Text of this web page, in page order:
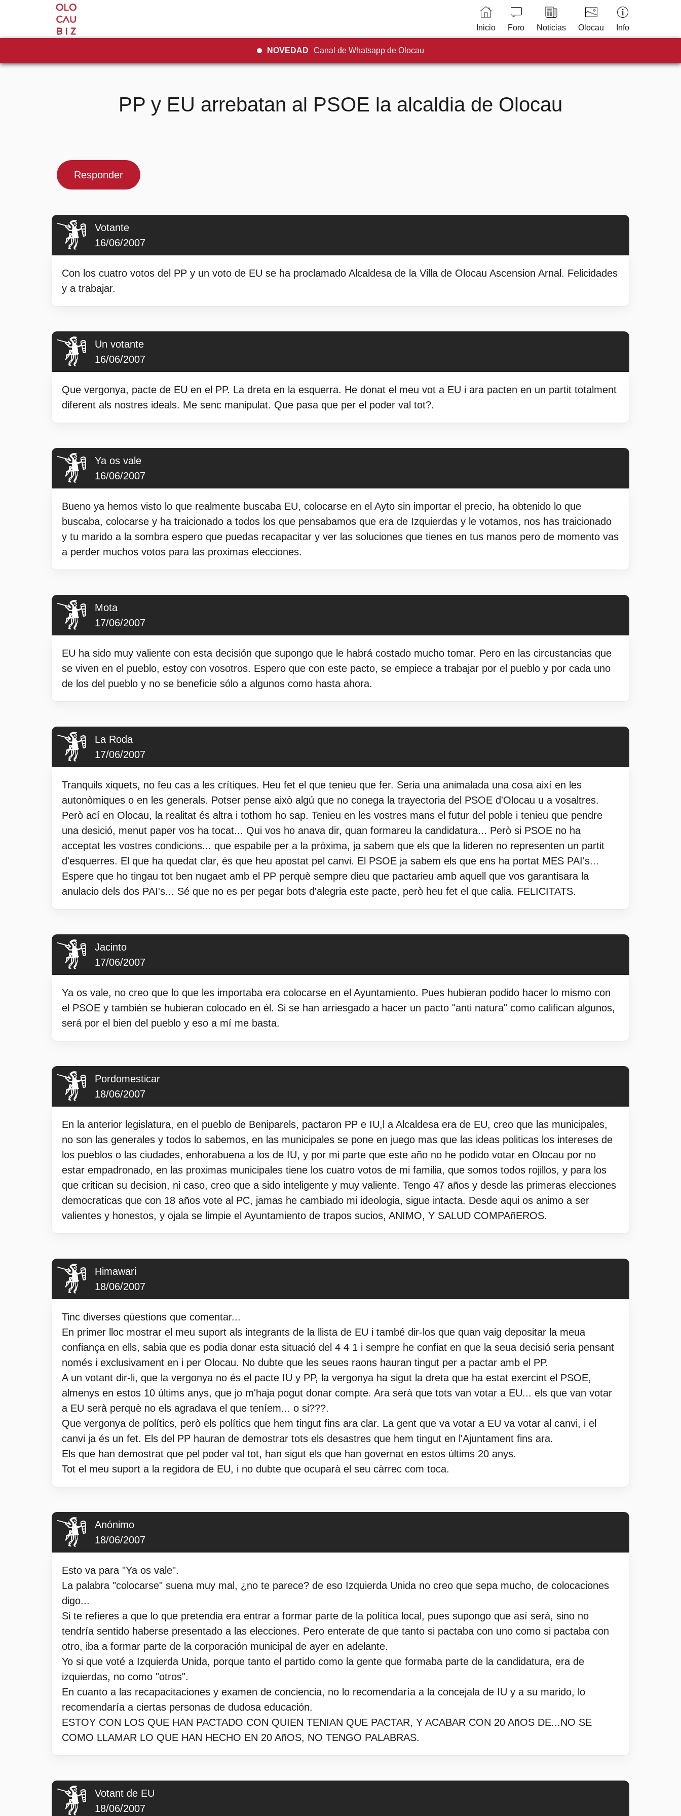
Inicio Foro Noticias Olocau Info
NOVEDAD Canal de Whatsapp de Olocau
PP y EU arrebatan al PSOE la alcaldia de Olocau
Responder
Votante
16/06/2007
Con los cuatro votos del PP y un voto de EU se ha proclamado Alcaldesa de la Villa de Olocau Ascension Arnal. Felicidades
y a trabajar.
Un votante
16/06/2007
Que vergonya, pacte de EU en el PP. La dreta en la esquerra. He donat el meu vot a EU i ara pacten en un partit totalment
diferent als nostres ideals. Me senc manipulat. Que pasa que per el poder val tot?.
Ya os vale
16/06/2007
Bueno ya hemos visto lo que realmente buscaba EU, colocarse en el Ayto sin importar el precio, ha obtenido lo que
buscaba, colocarse y ha traicionado a todos los que pensabamos que era de Izquierdas y le votamos, nos has traicionado
y tu marido a la sombra espero que puedas recapacitar y ver las soluciones que tienes en tus manos pero de momento vas
a perder muchos votos para las proximas elecciones.
Mota
17/06/2007
EU ha sido muy valiente con esta decisión que supongo que le habrá costado mucho tomar. Pero en las circustancias que
se viven en el pueblo, estoy con vosotros. Espero que con este pacto, se empiece a trabajar por el pueblo y por cada uno
de los del pueblo y no se beneficie sólo a algunos como hasta ahora.
La Roda
17/06/2007
Tranquils xiquets, no feu cas a les crítiques. Heu fet el que tenieu que fer. Seria una animalada una cosa així en les
autonòmiques o en les generals. Potser pense això algú que no conega la trayectoria del PSOE d'Olocau u a vosaltres.
Però ací en Olocau, la realitat és altra i tothom ho sap. Tenieu en les vostres mans el futur del poble i tenieu que pendre
una desició, menut paper vos ha tocat... Qui vos ho anava dir, quan formareu la candidatura... Però si PSOE no ha
acceptat les vostres condicions... que espabile per a la pròxima, ja sabem que els que la lideren no representen un partit
d'esquerres. El que ha quedat clar, és que heu apostat pel canvi. El PSOE ja sabem els que ens ha portat MES PAI's...
Espere que ho tingau tot ben nugaet amb el PP perquè sempre dieu que pactarieu amb aquell que vos garantisara la
anulacio dels dos PAI's... Sé que no es per pegar bots d'alegria este pacte, però heu fet el que calia. FELICITATS.
Jacinto
17/06/2007
Ya os vale, no creo que lo que les importaba era colocarse en el Ayuntamiento. Pues hubieran podido hacer lo mismo con
el PSOE y también se hubieran colocado en él. Si se han arriesgado a hacer un pacto "anti natura" como califican algunos,
será por el bien del pueblo y eso a mí me basta.
Pordomesticar
18/06/2007
En la anterior legislatura, en el pueblo de Beniparels, pactaron PP e IU,l a Alcaldesa era de EU, creo que las municipales,
no son las generales y todos lo sabemos, en las municipales se pone en juego mas que las ideas politicas los intereses de
los pueblos o las ciudades, enhorabuena a los de IU, y por mi parte que este año no he podido votar en Olocau por no
estar empadronado, en las proximas municipales tiene los cuatro votos de mi familia, que somos todos rojillos, y para los
que critican su decision, ni caso, creo que a sido inteligente y muy valiente. Tengo 47 años y desde las primeras elecciones
democraticas que con 18 años vote al PC, jamas he cambiado mi ideologia, sigue intacta. Desde aqui os animo a ser
valientes y honestos, y ojala se limpie el Ayuntamiento de trapos sucios, ANIMO, Y SALUD COMPAñEROS.
Himawari
18/06/2007
Tinc diverses qüestions que comentar...
En primer lloc mostrar el meu suport als integrants de la llista de EU i també dir-los que quan vaig depositar la meua
confiança en ells, sabia que es podia donar esta situació del 4 4 1 i sempre he confiat en que la seua decisió seria pensant
només i exclusivament en i per Olocau. No dubte que les seues raons hauran tingut per a pactar amb el PP.
A un votant dir-li, que la vergonya no és el pacte IU y PP, la vergonya ha sigut la dreta que ha estat exercint el PSOE,
almenys en estos 10 últims anys, que jo m'haja pogut donar compte. Ara serà que tots van votar a EU... els que van votar
a EU serà perquè no els agradava el que teníem... o si???.
Que vergonya de polítics, però els polítics que hem tingut fins ara clar. La gent que va votar a EU va votar al canvi, i el
canvi ja és un fet. Els del PP hauran de demostrar tots els desastres que hem tingut en l'Ajuntament fins ara.
Els que han demostrat que pel poder val tot, han sigut els que han governat en estos últims 20 anys.
Tot el meu suport a la regidora de EU, i no dubte que ocuparà el seu càrrec com toca.
Anónimo
18/06/2007
Esto va para "Ya os vale".
La palabra "colocarse" suena muy mal, ¿no te parece? de eso Izquierda Unida no creo que sepa mucho, de colocaciones
digo...
Si te refieres a que lo que pretendia era entrar a formar parte de la política local, pues supongo que así será, sino no
tendría sentido haberse presentado a las elecciones. Pero enterate de que tanto si pactaba con uno como si pactaba con
otro, iba a formar parte de la corporación municipal de ayer en adelante.
Yo si que voté a Izquierda Unida, porque tanto el partido como la gente que formaba parte de la candidatura, era de
izquierdas, no como "otros".
En cuanto a las recapacitaciones y examen de conciencia, no lo recomendaría a la concejala de IU y a su marido, lo
recomendaría a ciertas personas de dudosa educación.
ESTOY CON LOS QUE HAN PACTADO CON QUIEN TENIAN QUE PACTAR, Y ACABAR CON 20 AñOS DE...NO SE
COMO LLAMAR LO QUE HAN HECHO EN 20 AñOS, NO TENGO PALABRAS.
Votant de EU
18/06/2007